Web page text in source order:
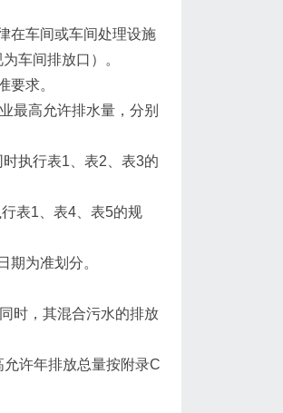
在车间或车间处理设施
车间排放口）。
求。
最高允许排水量，分别
执行表1、表2、表3的
表1、表4、表5的规
为准划分。
时，其混合污水的排放
许年排放总量按附录C